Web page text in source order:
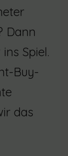
Dann
Spiel.
Buy-
das